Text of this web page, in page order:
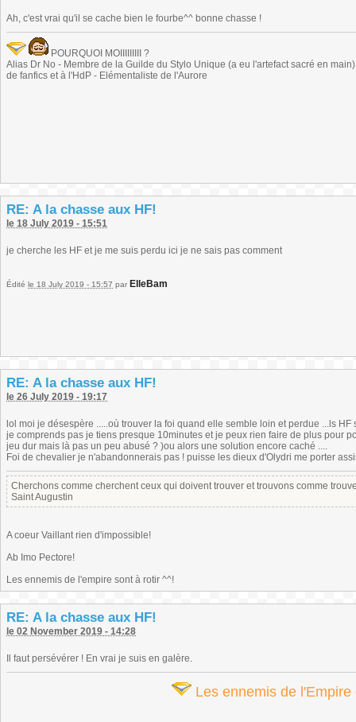
Ah, c'est vrai qu'il se cache bien le fourbe^^ bonne chasse !
POURQUOI MOIIIIIIIII ?
Alias Dr No - Membre de la Guilde du Stylo Unique (a eu l'artefact sacré en
de fanfics et à l'HdP - Elémentaliste de l'Aurore
RE: A la chasse aux HF!
le 18 July 2019 - 15:51
je cherche les HF et je me suis perdu ici je ne sais pas comment
Édité le 18 July 2019 - 15:57 par ElleBam
RE: A la chasse aux HF!
le 26 July 2019 - 19:17
lol moi je désespère .....où trouver la foi quand elle semble loin et perdue ...ls
je comprends pas je tiens presque 10minutes et je peux rien faire de plus pour
jeu dur mais là pas un peu abusé ? )ou alors une solution encore caché ....
Foi de chevalier je n'abandonnerais pas ! puisse les dieux d'Olydri me porter
Cherchons comme cherchent ceux qui doivent trouver et trouvons comme
Saint Augustin
A coeur Vaillant rien d'impossible!
Ab Imo Pectore!
Les ennemis de l'empire sont à rotir ^^!
RE: A la chasse aux HF!
le 02 November 2019 - 14:28
Il faut persévérer ! En vrai je suis en galère.
Les ennemis de